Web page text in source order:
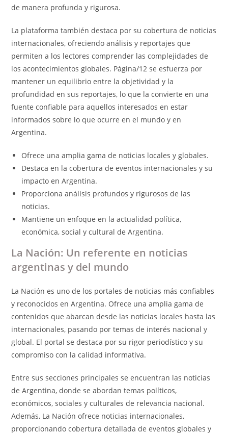
de manera profunda y rigurosa.
La plataforma también destaca por su cobertura de noticias
internacionales, ofreciendo análisis y reportajes que
permiten a los lectores comprender las complejidades de
los acontecimientos globales. Página/12 se esfuerza por
mantener un equilibrio entre la objetividad y la
profundidad en sus reportajes, lo que la convierte en una
fuente confiable para aquellos interesados en estar
informados sobre lo que ocurre en el mundo y en
Argentina.
Ofrece una amplia gama de noticias locales y globales.
Destaca en la cobertura de eventos internacionales y su
impacto en Argentina.
Proporciona análisis profundos y rigurosos de las
noticias.
Mantiene un enfoque en la actualidad política,
económica, social y cultural de Argentina.
La Nación: Un referente en noticias
argentinas y del mundo
La Nación es uno de los portales de noticias más confiables
y reconocidos en Argentina. Ofrece una amplia gama de
contenidos que abarcan desde las noticias locales hasta las
internacionales, pasando por temas de interés nacional y
global. El portal se destaca por su rigor periodístico y su
compromiso con la calidad informativa.
Entre sus secciones principales se encuentran las noticias
de Argentina, donde se abordan temas políticos,
económicos, sociales y culturales de relevancia nacional.
Además, La Nación ofrece noticias internacionales,
proporcionando cobertura detallada de eventos globales y